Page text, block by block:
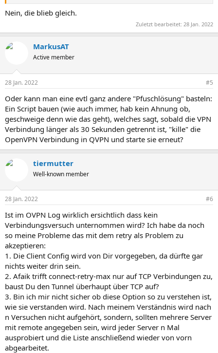
Nein, die blieb gleich.
Zuletzt bearbeitet: 28 Jan. 2022
MarkusAT
Active member
28 Jan. 2022 #5
Oder kann man eine evtl ganz andere "Pfuschlösung" basteln:
Ein Script bauen (wie auch immer, hab kein Ahnung ob,
geschweige denn wie das geht), welches sagt, sobald die VPN
Verbindung länger als 30 Sekunden getrennt ist, "kille" die
OpenVPN Verbindung in QVPN und starte sie erneut?
tiermutter
Well-known member
28 Jan. 2022 #6
Ist im OVPN Log wirklich ersichtlich dass kein
Verbindungsversuch unternommen wird? Ich habe da noch
so meine Probleme das mit dem retry als Problem zu
akzeptieren:
1. Die Client Config wird von Dir vorgegeben, da dürfte gar
nichts weiter drin sein.
2. Afaik trifft connect-retry-max nur auf TCP Verbindungen zu,
baust Du den Tunnel überhaupt über TCP auf?
3. Bin ich mir nicht sicher ob diese Option so zu verstehen ist,
wie sie verstanden wird. Nach meinem Verständnis wird nach
n Versuchen nicht aufgehört, sondern, sollten mehrere Server
mit remote angegeben sein, wird jeder Server n Mal
ausprobiert und die Liste anschließend wieder von vorn
abgearbeitet.